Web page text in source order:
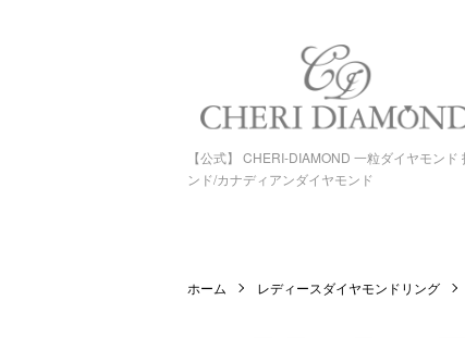
【公式】 CHERI-DIAMOND 一粒ダイヤモン
ンド/カナディアンダイヤモンド
ホーム レディースダイヤモンドリング